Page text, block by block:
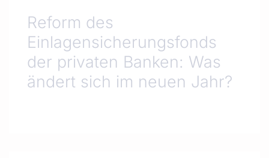
Reform des
Einlagensicherungsfonds
der privaten Banken: Was
ändert sich im neuen Jahr?